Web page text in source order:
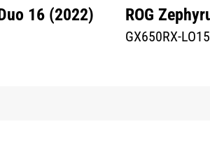
16 (2022) ROG
GX650RX-